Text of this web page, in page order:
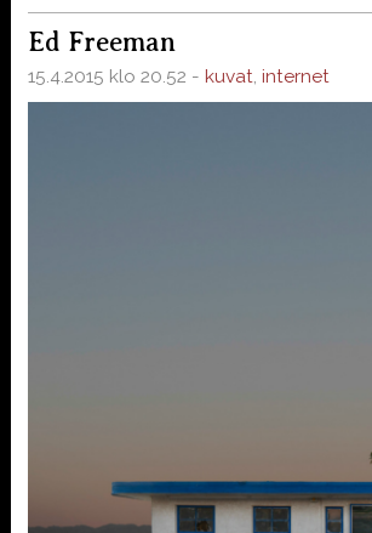
Ed Freeman
15.4.2015 klo 20.52 - kuvat, internet